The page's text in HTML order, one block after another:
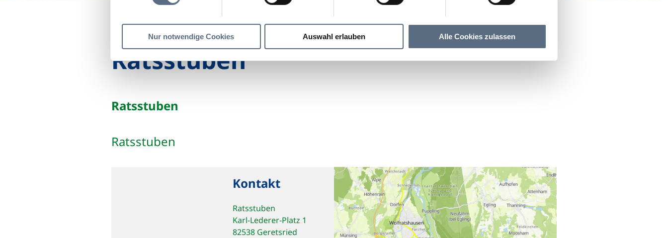
Nur notwendige Cookies Auswahl erlauben Alle Cookies zulassen
Ratsstuben
Ratsstuben
Ratsstuben
Kontakt
Ratsstuben
Karl-Lederer-Platz 1
82538 Geretsried